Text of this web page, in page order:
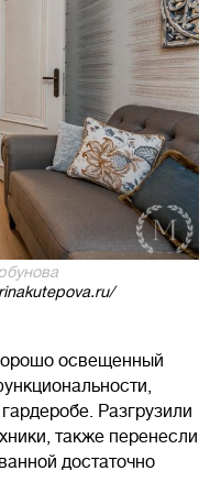
освещенный
Разгрузили
также перенесли
достаточно